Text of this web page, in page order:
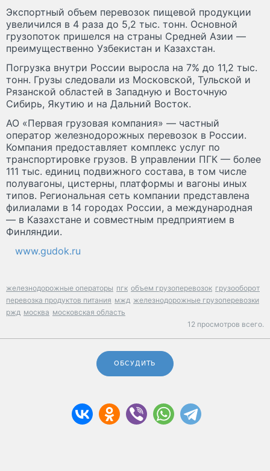
Экспортный объем перевозок пищевой продукции
увеличился в 4 раза до 5,2 тыс. тонн. Основной
грузопоток пришелся на страны Средней Азии —
преимущественно Узбекистан и Казахстан.
Погрузка внутри России выросла на 7% до 11,2 тыс.
тонн. Грузы следовали из Московской, Тульской и
Рязанской областей в Западную и Восточную
Сибирь, Якутию и на Дальний Восток.
АО «Первая грузовая компания» — частный
оператор железнодорожных перевозок в России.
Компания предоставляет комплекс услуг по
транспортировке грузов. В управлении ПГК — более
111 тыс. единиц подвижного состава, в том числе
полувагоны, цистерны, платформы и вагоны иных
типов. Региональная сеть компании представлена
филиалами в 14 городах России, а международная
— в Казахстане и совместным предприятием в
Финляндии.
www.gudok.ru
железнодорожные операторы пгк объем грузоперевозок грузооборот
перевозка продуктов питания мжд железнодорожные грузоперевозки
ржд москва московская область
12 просмотров всего.
ОБСУДИТЬ